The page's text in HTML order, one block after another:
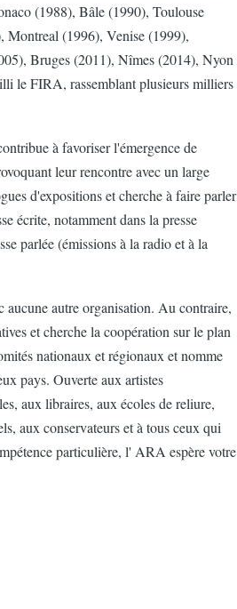
(1988), Bâle (1990), Toulouse
(1996), Venise (1999),
Bruges (2011), Nîmes (2014), Nyon
le FIRA, rassemblant plusieurs milliers
à favoriser l'émergence de
leur rencontre avec un large
d'expositions et cherche à faire parler
écrite, notamment dans la presse
parlée (émissions à la radio et à la
aucune autre organisation. Au contraire,
et cherche la coopération sur le plan
nationaux et régionaux et nomme
pays. Ouverte aux artistes
aux libraires, aux écoles de reliure,
aux conservateurs et à tous ceux qui
particulière, l' ARA espère votre